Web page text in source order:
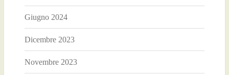
Giugno 2024
Dicembre 2023
Novembre 2023